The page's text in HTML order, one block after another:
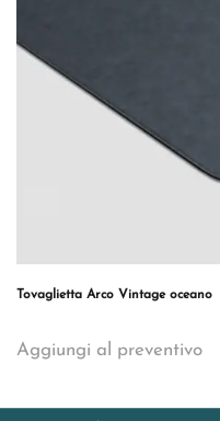
Tovaglietta Arco Vintage oceano
Aggiungi al preventivo